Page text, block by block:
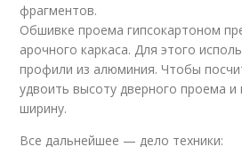
фрагментов.
Обшивке проема гипсокартоном
арочного каркаса. Для этого
профили из алюминия. Чтобы
удвоить высоту дверного проема и
ширину.
Все дальнейшее — дело техники: